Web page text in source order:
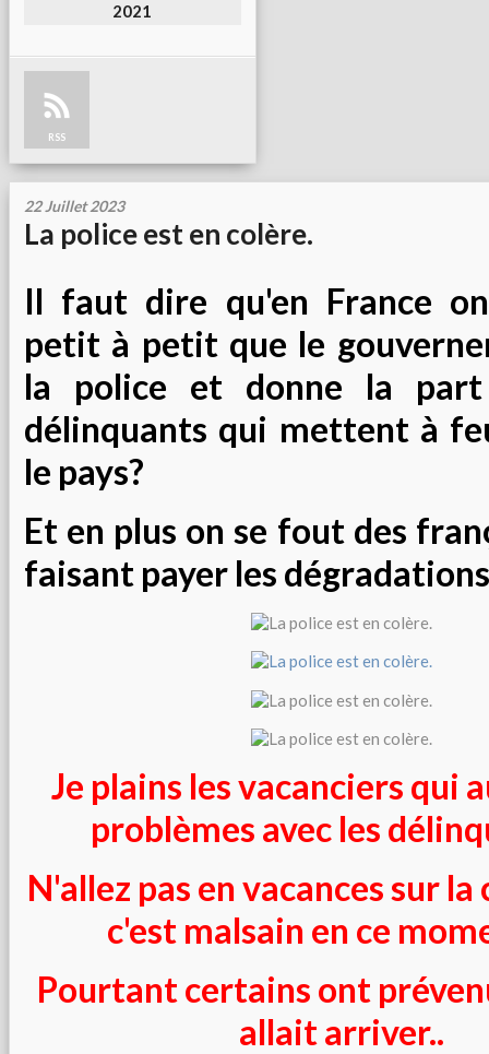
2021
RSS
22 Juillet 2023
La police est en colère.
Il faut dire qu'en France
petit à petit que le
la police et donne la
délinquants qui mettent à
le pays?
Et en plus on se fout des
faisant payer les
Je plains les vacanciers qui
problèmes avec les
N'allez pas en vacances sur
c'est malsain en ce
Pourtant certains ont
allait arriver..